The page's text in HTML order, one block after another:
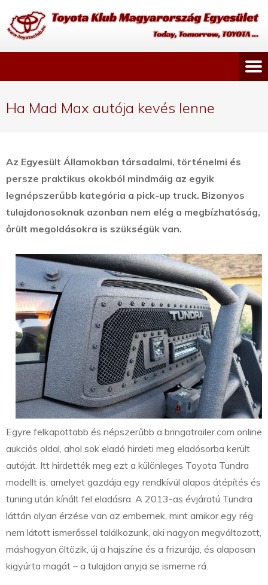
Ha Mad Max autója kevés lenne
Az Egyesült Államokban társadalmi, történelmi és
persze praktikus okokból mindmáig az egyik
legnépszerűbb kategória a pick-up truck. Bizonyos
tulajdonosoknak azonban nem elég a megbízhatóság,
őrült megoldásokra is szükségük van.
Egyre felkapottabb és népszerűbb a bringatrailer.com online
aukciós oldal, ahol sok eladó hirdeti meg eladósorba került
autóját. Itt hirdették meg ezt a különleges Toyota Tundra
modellt is, amelyet gazdája egy rendkívül alapos átépítés és
tuning után kínált fel eladásra. A 2013-as évjáratú Tundra
láttán olyan érzése van az embernek, mint amikor egy rég
nem látott ismerőssel találkozunk, aki nagyon megváltozott,
máshogyan öltözik, új a hajszíne és a frizurája, és alaposan
kigyúrta magát – a tulajdon anyja se ismerne rá.